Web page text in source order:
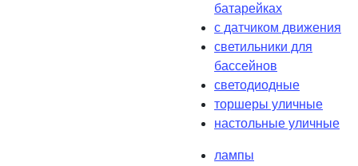
батарейках
с датчиком движения
светильники для
бассейнов
светодиодные
торшеры уличные
настольные уличные
лампы